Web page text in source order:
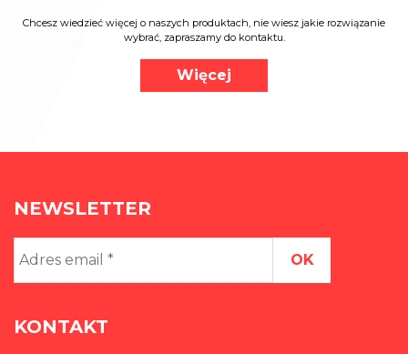
Chcesz wiedzieć więcej o naszych produktach, nie wiesz jakie rozwiązanie
wybrać, zapraszamy do kontaktu.
Więcej
NEWSLETTER
email
*
KONTAKT